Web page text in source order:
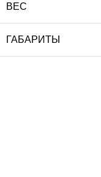
ВЕС
ГАБАРИТЫ